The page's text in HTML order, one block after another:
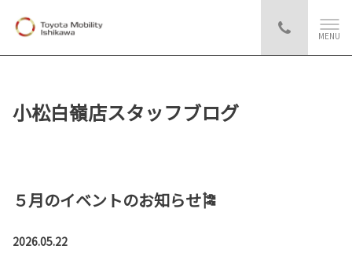
MENU
小松白嶺店スタッフブログ
５月のイベントのお知らせ🎏
2026.05.22